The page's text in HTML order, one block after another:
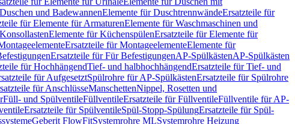
und BadewannenElemente für DuschtrennwändeErsatzteile für
für Elemente für ArmaturenElemente für Waschmaschinen und
Elemente für KüchenspülenErsatzteile für Elemente für
Ersatzteile für MontageelementeElemente für
Ersatzteile für Für BefestigungenAP-SpülkästenAP-Spülkästen
für HochhängendTief- und halbhochhängendErsatzteile für Tief- und
für AufgesetztSpülrohre für AP-SpülkästenErsatzteile für Spülrohre
für AnschlüsseManschettenNippel, Rosetten und
Füll- und SpülventileFüllventileErsatzteile für FüllventileFüllventile für AP-
Ersatzteile für SpülventileSpül-Stopp-SpülungErsatzteile für Spül-
Geberit FlowFitSystemrohre MLSystemrohre Heizung